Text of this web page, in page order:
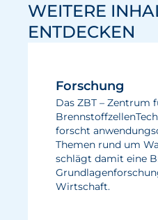
WEITERE
ENTDECKEN
Forschung
Das ZBT – Zentrum
forscht
Themen rund um
schlägt damit eine
Wirtschaft.